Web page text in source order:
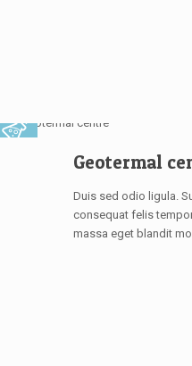
Geotermal
Duis sed odio ligula.
consequat felis
massa eget blandit